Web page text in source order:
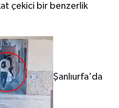
çekici bir benzerlik
Şanlıurfa'da